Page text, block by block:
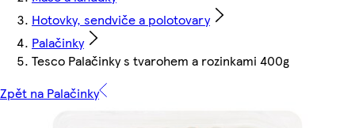
Hotovky, sendviče a polotovary
Palačinky
Tesco Palačinky s tvarohem a rozinkami 400g
Zpět na Palačinky